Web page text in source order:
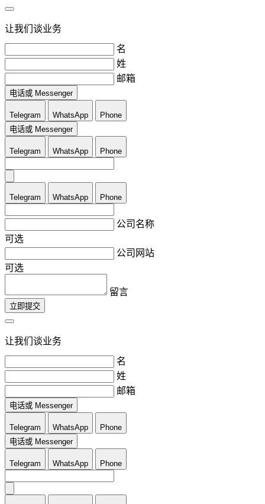
让我们谈业务
名
姓
邮箱
电话或 Messenger
Telegram WhatsApp
Phone
电话或 Messenger
Telegram WhatsApp Phone
Telegram WhatsApp Phone
公司名称
可选
公司网站
可选
留言
立即提交
让我们谈业务
名
姓
邮箱
电话或 Messenger
Telegram WhatsApp
Phone
电话或 Messenger
Telegram WhatsApp Phone